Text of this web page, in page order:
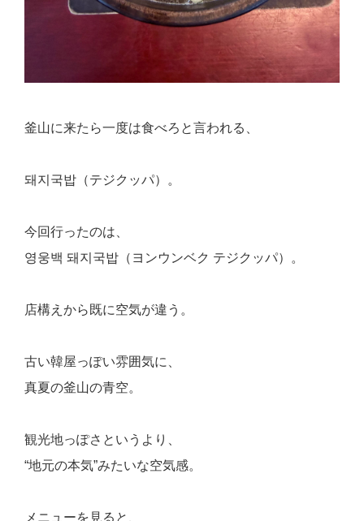
釜山に来たら一度は食べろと言われる、
돼지국밥（テジクッパ）。
今回行ったのは、
영웅백 돼지국밥（ヨンウンベク テジクッパ）。
店構えから既に空気が違う。
古い韓屋っぽい雰囲気に、
真夏の釜山の青空。
観光地っぽさというより、
“地元の本気”みたいな空気感。
メニューを見ると、